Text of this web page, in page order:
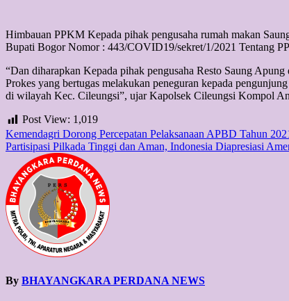
Himbauan PPKM Kepada pihak pengusaha rumah makan
Bupati Bogor Nomor : 443/COVID19/sekret/1/2021 Tentang
“Dan diharapkan Kepada pihak pengusaha Resto Saung
Prokes yang bertugas melakukan peneguran kepada
di wilayah Kec. Cileungsi”, ujar Kapolsek Cileungsi Kompol
Post View: 1,019
Post
navigation
Kemendagri Dorong Percepatan Pelaksanaan APBD Tahun
Partisipasi Pilkada Tinggi dan Aman, Indonesia Diapresiasi
By BHAYANGKARA PERDANA NEWS